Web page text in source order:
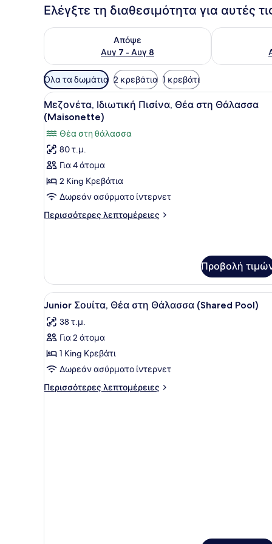
Ελέγξτε τη διαθεσιμότητα για αυτές
Απόψε
Αυγ 7 - Αυγ 8
Έλεγχος διαθεσιμότητας για απόψε Αυγ 7 - Αυγ 8
Έλεγχος
Διαθέσιμα
φίλτρα
για
τα
δωμάτια
Όλα τα δωμάτια 2 κρεβάτια 1 κρεβάτι
Προβολή
όλων
των
φωτογραφιών
για
Μεζονέτα,
Ιδιωτική
Πισίνα,
Θέα
στη
Ένα μοντέρνο σαλόνι με
9
Μεζονέτα, Ιδιωτική Πισίνα, Θέα στη Θάλασσα
(Maisonette)
Θέα στη θάλασσα
80 τ.μ.
Για 4 άτομα
2 King Κρεβάτια
Δωρεάν ασύρματο ίντερνετ
Περισσότερες λεπτομέρειες
Περισσότερες
Θέα
στη
Θάλασσα
(Maisonette)
Προβολή
Προβολή
όλων
των
φωτογραφιών
για
Junior
Σουίτα,
Θέα
Ένα σύγχρονο δωμάτιο
1
Junior Σουίτα, Θέα στη Θάλασσα (Shared Pool)
38 τ.μ.
Για 2 άτομα
1 King Κρεβάτι
Δωρεάν ασύρματο ίντερνετ
Περισσότερες λεπτομέρειες
Περισσότερες